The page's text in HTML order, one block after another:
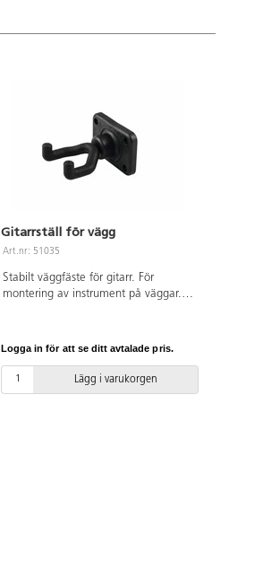
Gitarrställ för vägg
Art.nr: 51035
Stabilt väggfäste för gitarr. För
montering av instrument på väggar.
kg.
Logga in för att se ditt avtalade pris.
Lägg i varukorgen